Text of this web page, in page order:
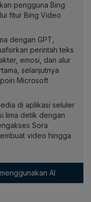
pengguna Bing
fitur Bing Video
dengan GPT,
perintah teks
emosi, dan alur
selanjutnya
Microsoft
di aplikasi seluler
lima detik dengan
Sora
video hingga
AI